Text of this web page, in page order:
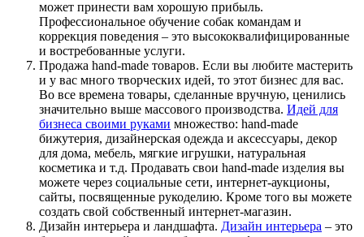
может принести вам хорошую прибыль.
Профессиональное обучение собак командам и
коррекция поведения – это высококвалифицированные
и востребованные услуги.
Продажа hand-made товаров. Если вы любите мастерить
и у вас много творческих идей, то этот бизнес для вас.
Во все времена товары, сделанные вручную, ценились
значительно выше массового производства. Идей для
бизнеса своими руками множество: hand-made
бижутерия, дизайнерская одежда и аксессуары, декор
для дома, мебель, мягкие игрушки, натуральная
косметика и т.д. Продавать свои hand-made изделия вы
можете через социальные сети, интернет-аукционы,
сайты, посвященные рукоделию. Кроме того вы можете
создать свой собственный интернет-магазин.
Дизайн интерьера и ландшафта. Дизайн интерьера – это